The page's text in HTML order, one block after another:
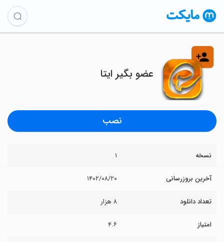
عضو بگیر ایتا
نصب
نسخه ۱
آخرین بروزرسانی ۱۴۰۲/۰۸/۲۰
تعداد دانلود ۸ هزار
امتیاز ۴.۶